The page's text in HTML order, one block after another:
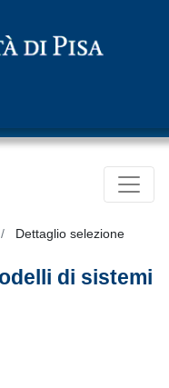
Dettaglio selezione
di sistemi